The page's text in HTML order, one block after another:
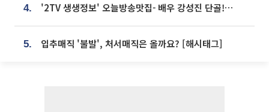
4. '2TV 생생정보' 오늘방송맛집- 배우 강성진 단골! 쌀국수ㆍ푸팟퐁 커리 맛집 '블○○○'
5. 입추매직 '불발', 처서매직은 올까요? [해시태그]